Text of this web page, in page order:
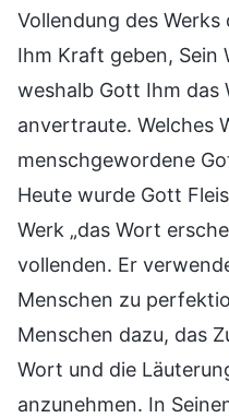
Vollendung des
Ihm Kraft geben, Sein
weshalb Gott Ihm das
anvertraute. Welches
menschgewordene
Heute wurde Gott
Werk „das Wort
vollenden. Er
Menschen zu
Menschen dazu, das
Wort und die
anzunehmen. In